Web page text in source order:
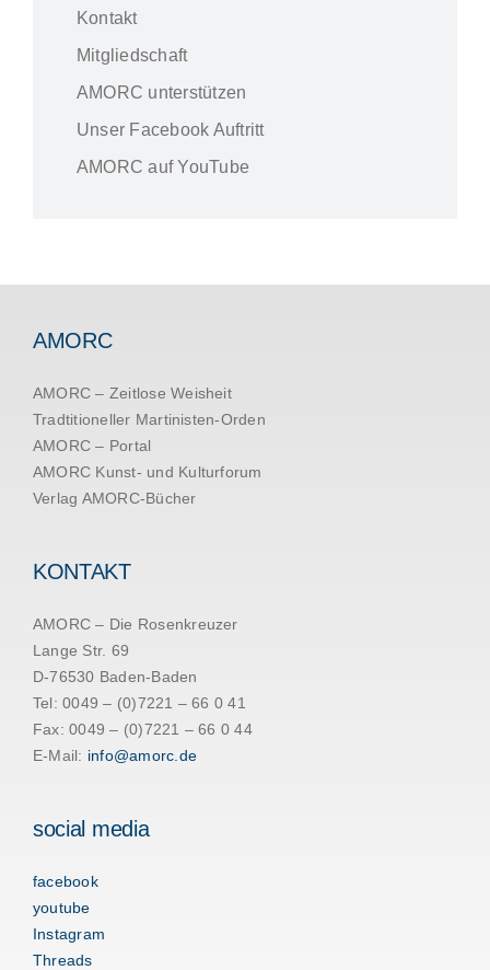
Kontakt
Mitgliedschaft
AMORC unterstützen
Unser Facebook Auftritt
AMORC auf YouTube
AMORC
AMORC – Zeitlose Weisheit
Tradtitioneller Martinisten-Orden
AMORC – Portal
AMORC Kunst- und Kulturforum
Verlag AMORC-Bücher
KONTAKT
AMORC – Die Rosenkreuzer
Lange Str. 69
D-76530 Baden-Baden
Tel: 0049 – (0)7221 – 66 0 41
Fax: 0049 – (0)7221 – 66 0 44
E-Mail: info@amorc.de
social media
facebook
youtube
Instagram
Threads